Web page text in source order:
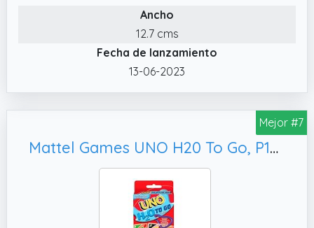
Ancho
12.7 cms
Fecha de lanzamiento
13-06-2023
Mejor #7
Mattel Games UNO H20 To Go, P1703